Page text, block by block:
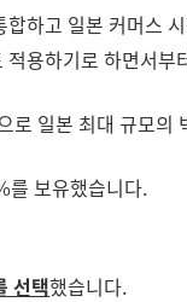
합하고 일본 커머스
적용하기로 하면서부
일본 최대 규모의
를 보유했습니다.
선택했습니다.